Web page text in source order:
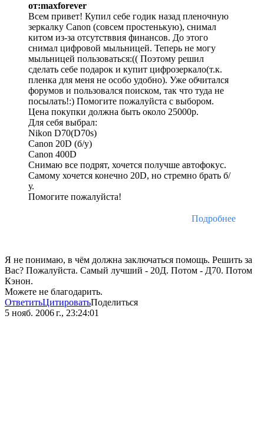
от:maxforever
Всем привет! Купил себе годик назад пленочную
зеркалку Canon (совсем простенькую), снимал
китом из-за отсутстввия финансов. До этого
снимал цифровой мыльницей. Теперь не могу
мыльницей пользоваться:(( Поэтому решил
сделать себе подарок и купит цифрозеркало(т.к.
пленка для меня не особо удобно). Уже обчитался
форумов и пользовался поиском, так что туда не
посылать!:) Помогите пожалуйста с выбором.
Цена покупки должна быть около 25000р.
Для себя выбрал:
Nikon D70(D70s)
Canon 20D (б/у)
Canon 400D
Снимаю все подрят, хочется получше автофокус.
Самому хочется конечно 20D, но стремно брать б/
у.
Помогите пожалуйста!
Подробнее
Я не понимаю, в чём должна заключаться помощь. Решить за
Вас? Пожалуйста. Самый лучший - 20Д. Потом - Д70. Потом
Кэнон.
Можете не благодарить.
ОтветитьЦитироватьПоделиться
5 нояб. 2006 г., 23:24:01